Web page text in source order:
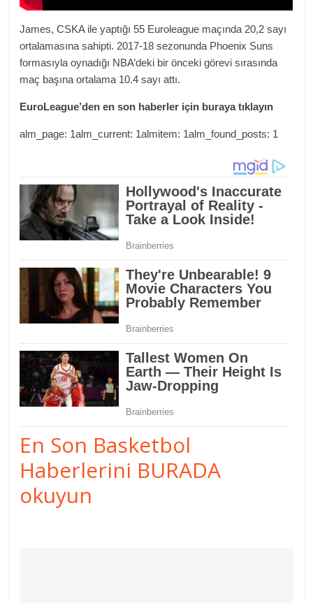
James, CSKA ile yaptığı 55 Euroleague maçında 20,2 sayı
ortalamasına sahipti. 2017-18 sezonunda Phoenix Suns
formasıyla oynadığı NBA’deki bir önceki görevi sırasında
maç başına ortalama 10.4 sayı attı.
EuroLeague’den en son haberler için buraya tıklayın
alm_page: 1alm_current: 1almitem: 1alm_found_posts: 1
En Son Basketbol
Haberlerini BURADA
okuyun